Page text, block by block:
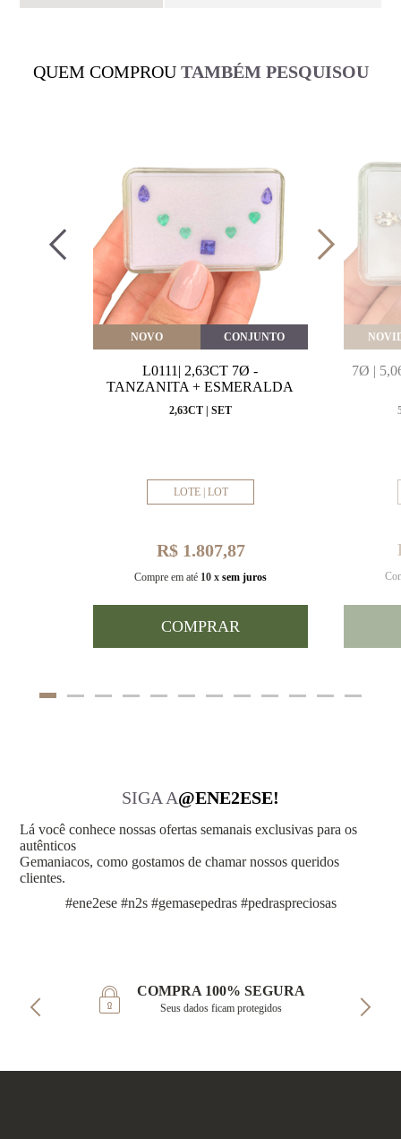
QUEM COMPROU TAMBÉM PESQUISOU
NOVO CONJUNTO
L0111| 2,63CT 7Ø -
TANZANITA + ESMERALDA
2,63CT | SET
LOTE | LOT
R$ 1.807,87
Compre em até 10 x sem juros
COMPRAR
7Ø |
SIGA A@ENE2ESE!
Lá você conhece nossas ofertas semanais exclusivas para os
autênticos
Gemaniacos, como gostamos de chamar nossos queridos
clientes.
#ene2ese #n2s #gemasepedras #pedraspreciosas
COMPRA 100% SEGURA
Seus dados ficam protegidos